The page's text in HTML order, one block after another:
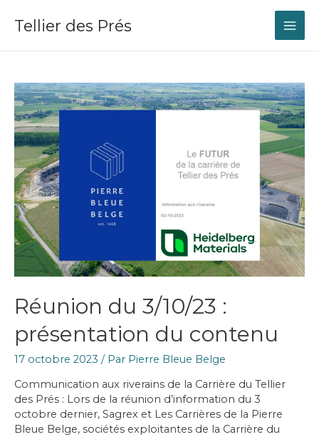
Tellier des Prés
Réunion du 3/10/23 :
présentation du contenu
17 octobre 2023 / Par Pierre Bleue Belge
Communication aux riverains de la Carrière du Tellier
des Prés : Lors de la réunion d’information du 3
octobre dernier, Sagrex et Les Carrières de la Pierre
Bleue Belge, sociétés exploitantes de la Carrière du